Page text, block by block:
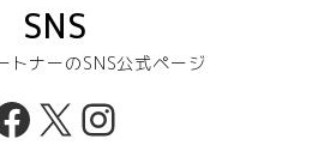
SNS
トナーのSNS公式ページ
X Instagram